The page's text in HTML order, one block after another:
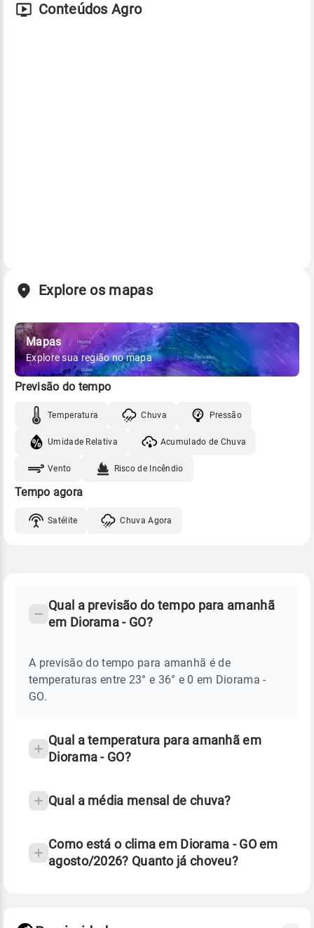
Conteúdos Agro
Explore os mapas
Mapas
Explore sua região no mapa
Previsão do tempo
Temperatura Chuva Pressão
Umidade Relativa Acumulado de Chuva
Vento Risco de Incêndio
Tempo agora
Satélite Chuva Agora
DIORAMA
Perguntas
sobre
chuva
Qual a previsão do tempo para amanhã
em Diorama - GO?
A previsão do tempo para amanhã é de
temperaturas entre 23° e 36° e 0 em Diorama -
GO.
Qual a temperatura para amanhã em
Diorama - GO?
Qual a média mensal de chuva?
Como está o clima em Diorama - GO em
agosto/2026? Quanto já choveu?